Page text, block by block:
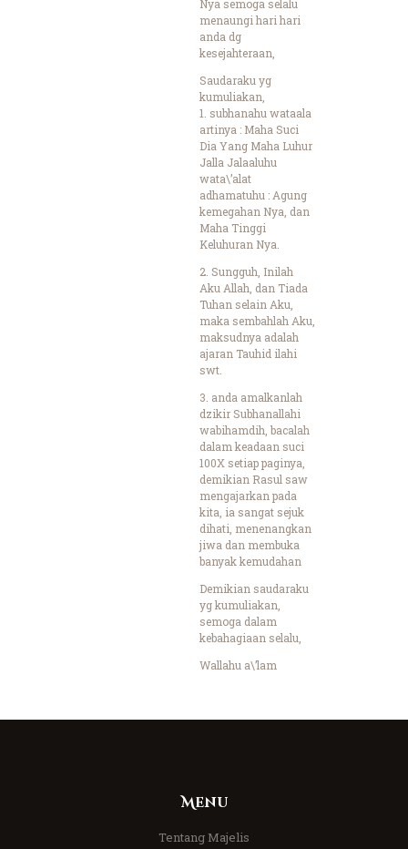
Nya semoga selalu
menaungi hari hari
anda dg
kesejahteraan,
Saudaraku yg
kumuliakan,
1. subhanahu wataala
artinya : Maha Suci
Dia Yang Maha Luhur
Jalla Jalaaluhu
wata\’alat
adhamatuhu : Agung
kemegahan Nya, dan
Maha Tinggi
Keluhuran Nya.
2. Sungguh, Inilah
Aku Allah, dan Tiada
Tuhan selain Aku,
maka sembahlah Aku,
maksudnya adalah
ajaran Tauhid ilahi
swt.
3. anda amalkanlah
dzikir Subhanallahi
wabihamdih, bacalah
dalam keadaan suci
100X setiap paginya,
demikian Rasul saw
mengajarkan pada
kita, ia sangat sejuk
dihati, menenangkan
jiwa dan membuka
banyak kemudahan
Demikian saudaraku
yg kumuliakan,
semoga dalam
kebahagiaan selalu,
Wallahu a\’lam
Menu
Tentang Majelis